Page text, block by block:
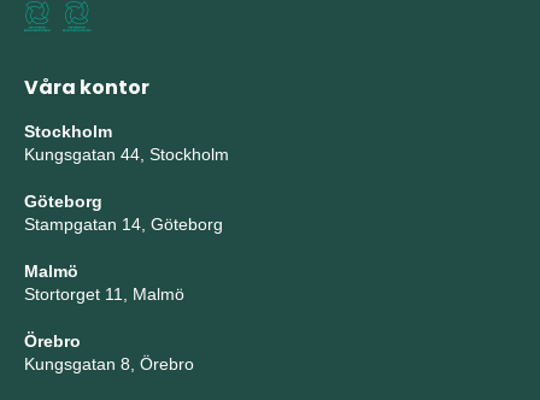
Våra kontor
Stockholm
Kungsgatan 44, Stockholm
Göteborg
Stampgatan 14, Göteborg
Malmö
Stortorget 11, Malmö
Örebro
Kungsgatan 8, Örebro